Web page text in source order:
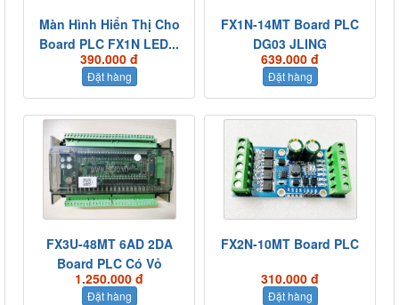
Màn Hình Hiển Thị Cho
Board PLC FX1N LED...
390.000 đ
Đặt hàng
FX1N-14MT Board PLC
DG03 JLING
639.000 đ
Đặt hàng
FX3U-48MT 6AD 2DA
Board PLC Có Vỏ
1.250.000 đ
Đặt hàng
FX2N-10MT Board PLC
310.000 đ
Đặt hàng